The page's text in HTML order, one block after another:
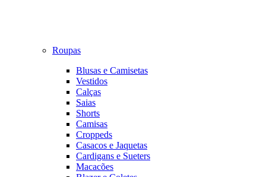
Roupas
Blusas e Camisetas
Vestidos
Calças
Saias
Shorts
Camisas
Croppeds
Casacos e Jaquetas
Cardigans e Sueters
Macacões